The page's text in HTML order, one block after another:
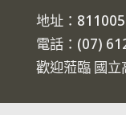
地址：
電話：(07)
歡迎蒞臨 國立